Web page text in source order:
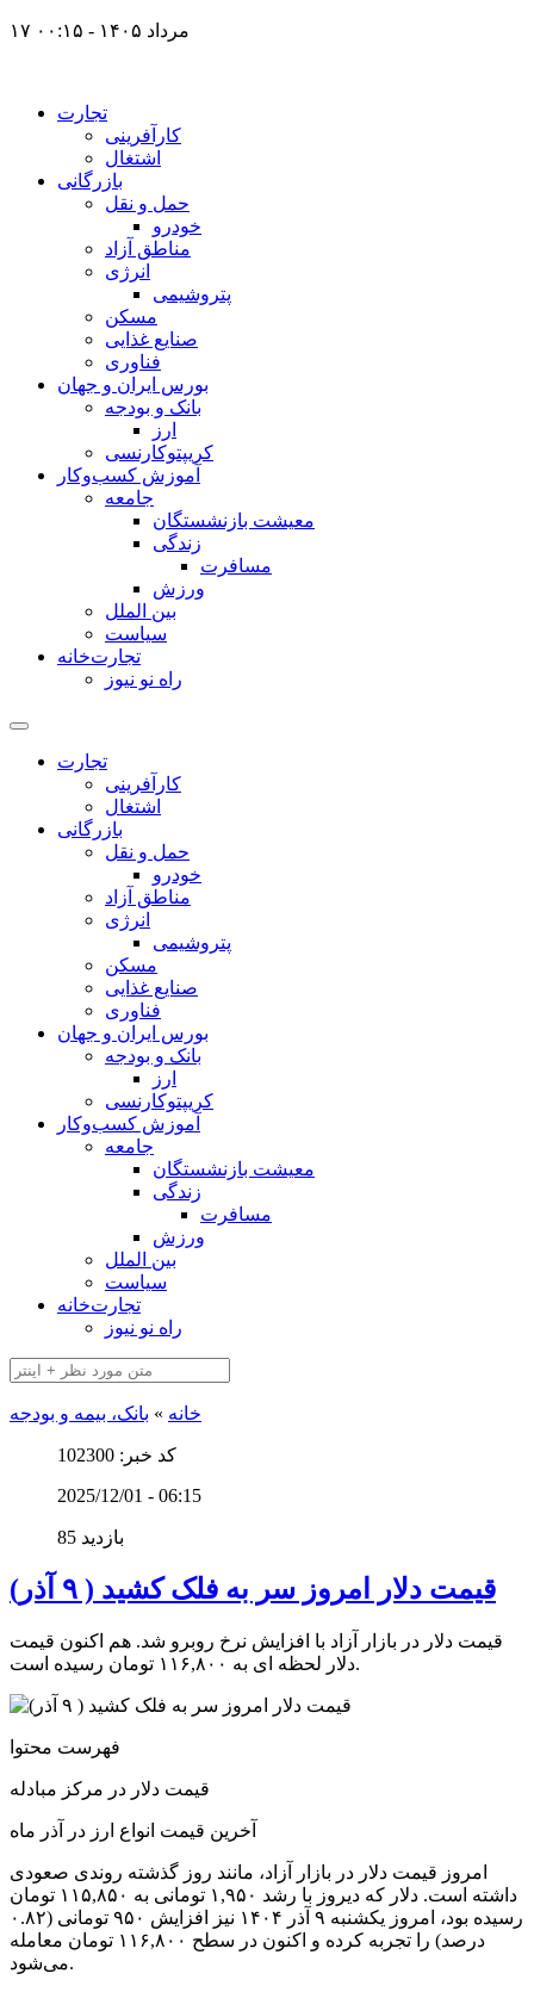
۱۷ مرداد ۱۴۰۵ - ۰۰:۱۵
تجارت
کارآفرینی
اشتغال
بازرگانی
حمل و نقل
خودرو
مناطق آزاد
انرژی
پتروشیمی
مسکن
صنایع غذایی
فناوری
بورس ایران و جهان
بانک و بودجه
ارز
کریپتوکارنسی
آموزش کسب‌وکار
جامعه
معیشت بازنشستگان
زندگی
مسافرت
ورزش
بین الملل
سیاست
تجارت‌خانه
راه نو نیوز
تجارت
کارآفرینی
اشتغال
بازرگانی
حمل و نقل
خودرو
مناطق آزاد
انرژی
پتروشیمی
مسکن
صنایع غذایی
فناوری
بورس ایران و جهان
بانک و بودجه
ارز
کریپتوکارنسی
آموزش کسب‌وکار
جامعه
معیشت بازنشستگان
زندگی
مسافرت
ورزش
بین الملل
سیاست
تجارت‌خانه
راه نو نیوز
خانه » بانک، بیمه و بودجه
کد خبر: 102300
2025/12/01 - 06:15
85 بازدید
قیمت دلار امروز سر به فلک کشید ( ۹ آذر)
قیمت دلار در بازار آزاد با افزایش نرخ روبرو شد. هم اکنون قیمت
دلار لحظه ای به ۱۱۶,۸۰۰ تومان رسیده است.
فهرست محتوا
قیمت دلار در مرکز مبادله
آخرین قیمت انواع ارز در آذر ماه
امروز قیمت دلار در بازار آزاد، مانند روز گذشته روندی صعودی
داشته است. دلار که دیروز با رشد ۱,۹۵۰ تومانی به ۱۱۵,۸۵۰ تومان
رسیده بود، امروز یکشنبه ۹ آذر ۱۴۰۴ نیز افزایش ۹۵۰ تومانی (۰.۸۲
درصد) را تجربه کرده و اکنون در سطح ۱۱۶,۸۰۰ تومان معامله
می‌شود.